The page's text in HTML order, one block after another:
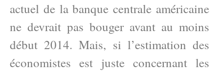
actuel de la banque centrale américaine
ne devrait pas bouger avant au moins
début 2014. Mais, si l’estimation des
économistes est juste concernant les